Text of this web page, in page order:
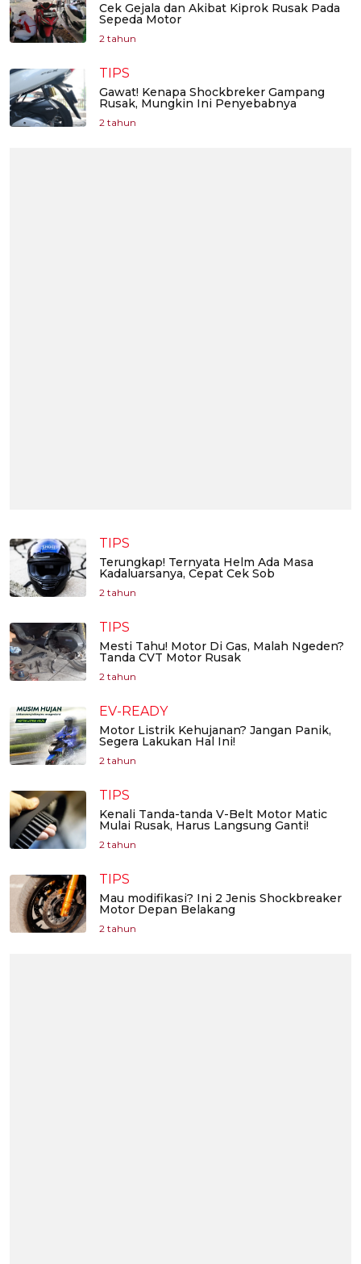
Cek Gejala dan Akibat Kiprok Rusak Pada
Sepeda Motor
2 tahun
TIPS
Gawat! Kenapa Shockbreker Gampang
Rusak, Mungkin Ini Penyebabnya
2 tahun
TIPS
Terungkap! Ternyata Helm Ada Masa
Kadaluarsanya, Cepat Cek Sob
2 tahun
TIPS
Mesti Tahu! Motor Di Gas, Malah Ngeden?
Tanda CVT Motor Rusak
2 tahun
EV-READY
Motor Listrik Kehujanan? Jangan Panik,
Segera Lakukan Hal Ini!
2 tahun
TIPS
Kenali Tanda-tanda V-Belt Motor Matic
Mulai Rusak, Harus Langsung Ganti!
2 tahun
TIPS
Mau modifikasi? Ini 2 Jenis Shockbreaker
Motor Depan Belakang
2 tahun